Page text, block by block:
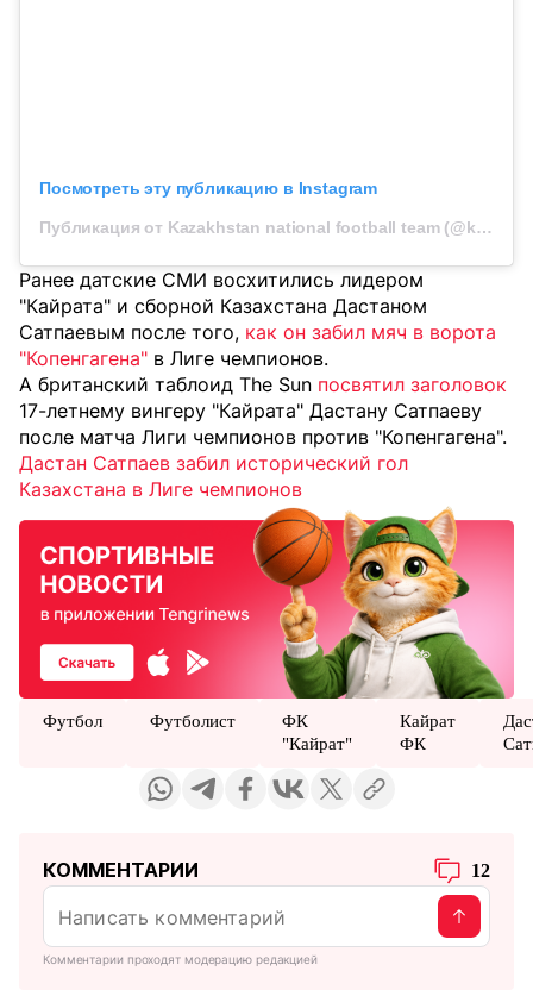
Посмотреть эту публикацию в Instagram
Публикация от Kazakhstan national football team (@kff_team)
Ранее датские СМИ восхитились лидером
"Кайрата" и сборной Казахстана Дастаном
Сатпаевым после того, как он забил мяч в ворота
"Копенгагена" в Лиге чемпионов.
А британский таблоид The Sun посвятил заголовок
17-летнему вингеру "Кайрата" Дастану Сатпаеву
после матча Лиги чемпионов против "Копенгагена".
Дастан Сатпаев забил исторический гол
Казахстана в Лиге чемпионов
Футбол Футболист
ФК
"Кайрат"
Кайрат
ФК
КОММЕНТАРИИ 12
Комментарии проходят модерацию редакцией